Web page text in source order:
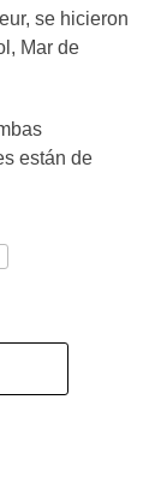
se hicieron
Mar de
están de